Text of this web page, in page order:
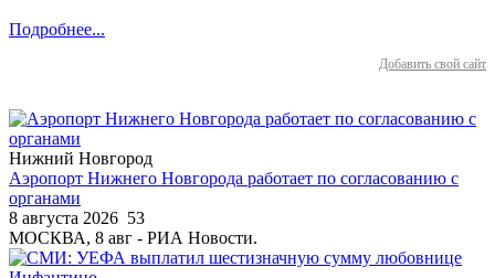
Подробнее...
Добавить свой сайт
Нижний Новгород
Аэропорт Нижнего Новгорода работает по согласованию с
органами
8 августа 2026 53
МОСКВА, 8 авг - РИА Новости.